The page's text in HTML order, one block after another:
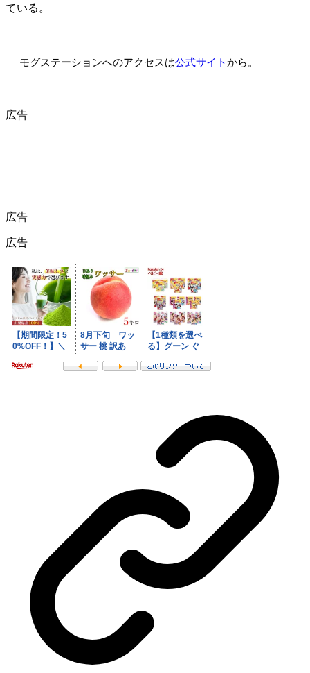
ている。
モグステーションへのアクセスは公式サイトから。
広告
広告
広告